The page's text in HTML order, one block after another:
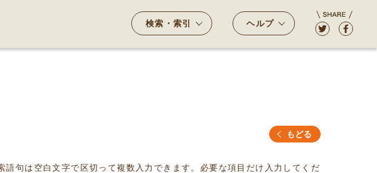
検索・索引 ヘルプ
もどる
句は空白文字で区切って複数入力できます。必要な項目だけ入力してくだ